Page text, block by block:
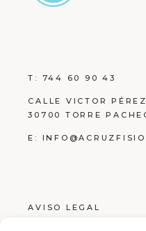
T: 744 60 90 43
CALLE VICTOR
30700 TORRE
E:
AVISO LEGAL